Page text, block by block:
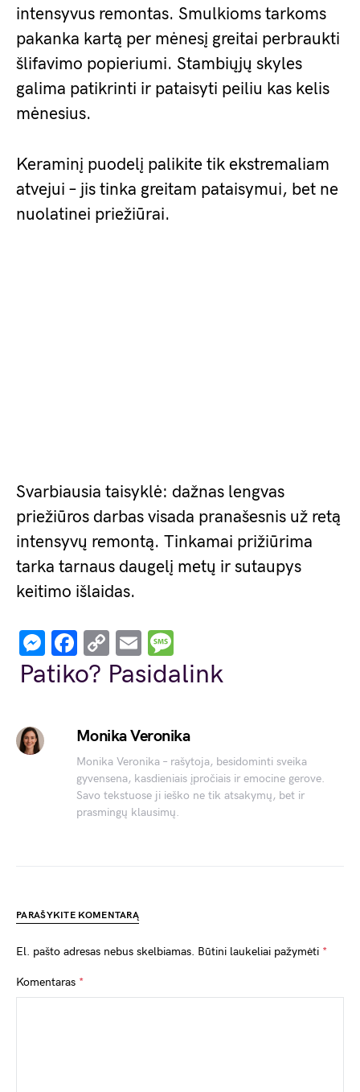
intensyvus remontas. Smulkioms tarkoms
pakanka kartą per mėnesį greitai perbraukti
šlifavimo popieriumi. Stambiųjų skyles
galima patikrinti ir pataisyti peiliu kas kelis
mėnesius.
Keraminį puodelį palikite tik ekstremaliam
atvejui – jis tinka greitam pataisymui, bet ne
nuolatinei priežiūrai.
Svarbiausia taisyklė: dažnas lengvas
priežiūros darbas visada pranašesnis už retą
intensyvų remontą. Tinkamai prižiūrima
tarka tarnaus daugelį metų ir sutaupys
keitimo išlaidas.
Messenger
Facebook
Copy
Link
Email
Patiko? Pasidalink
Monika Veronika
Monika Veronika – rašytoja, besidominti sveika
gyvensena, kasdieniais įpročiais ir emocine gerove.
Savo tekstuose ji ieško ne tik atsakymų, bet ir
prasmingų klausimų.
PARAŠYKITE KOMENTARĄ
El. pašto adresas nebus skelbiamas. Būtini laukeliai pažymėti *
Komentaras *